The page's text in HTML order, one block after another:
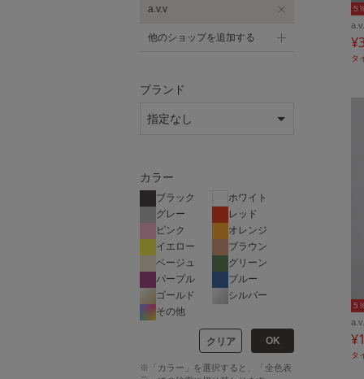
5
タ
5
タ
a.v.v
他のショップを追加する
ブランド
カラー
ブラック
ホワイト
グレー
レッド
ピンク
オレンジ
イエロー
ブラウン
ベージュ
グリーン
パープル
ブルー
ゴールド
シルバー
その他
クリア OK
※「カラー」を選択すると、「全色表